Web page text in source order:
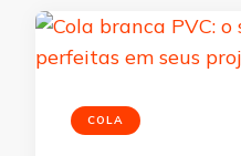
COLA